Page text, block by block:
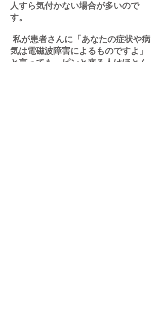
人すら気付かない場合が多いので
す。
私が患者さんに「あなたの症状や病
気は電磁波障害によるものですよ」
と言っても、ピンと来る人はほとん